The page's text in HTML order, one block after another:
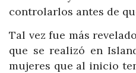
controlarlos antes de
Tal vez fue más
que se realizó en
mujeres que al inicio